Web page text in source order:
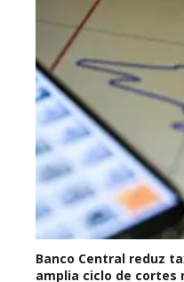
Banco Central reduz
amplia ciclo de cortes